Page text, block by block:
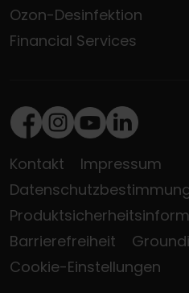
Ozon-Desinfektion
Financial Services
Facebook
Instagram
Youtube
LinkedIn
Kontakt
Impressum
Barrierefreiheit
Cookie-Einstellungen